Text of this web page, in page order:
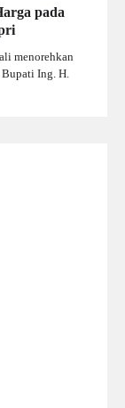
pada
menorehkan
Ing. H.